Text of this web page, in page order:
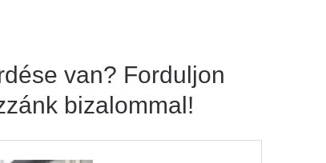
van? Forduljon
bizalommal!